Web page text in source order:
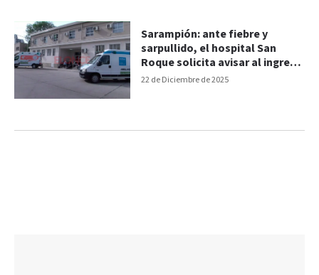
22 de Diciembre de 2025
Sarampión: ante fiebre y
sarpullido, el hospital San
Roque solicita avisar al ingreso
y usar barbijo